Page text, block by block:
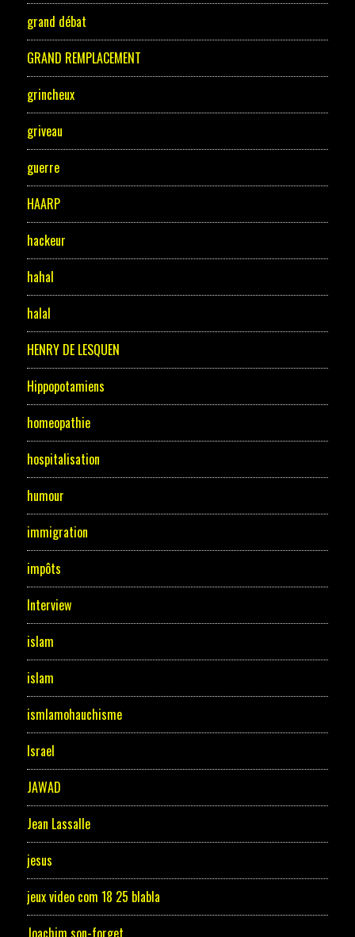
grand débat
GRAND REMPLACEMENT
grincheux
griveau
guerre
HAARP
hackeur
hahal
halal
HENRY DE LESQUEN
Hippopotamiens
homeopathie
hospitalisation
humour
immigration
impôts
Interview
islam
islam
ismlamohauchisme
Israel
JAWAD
Jean Lassalle
jesus
jeux video com 18 25 blabla